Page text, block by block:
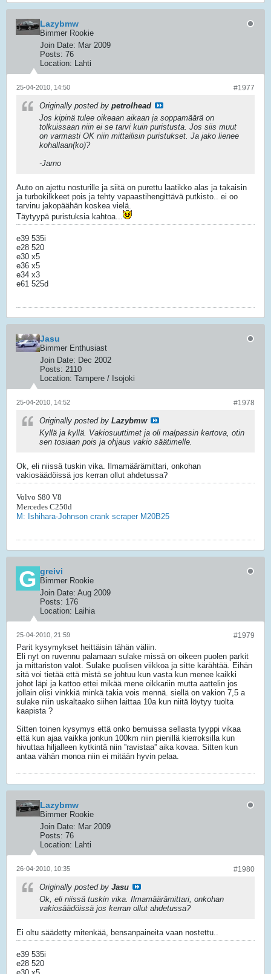
Lazybmw
Bimmer Rookie
Join Date: Mar 2009
Posts: 76
Location: Lahti
#1977
25-04-2010, 14:50
Originally posted by petrolhead
Jos kipinä tulee oikeaan aikaan ja soppamäärä on
tolkuissaan niin ei se tarvi kuin puristusta. Jos siis muut
on varmasti OK niin mittailisin puristukset. Ja jako lienee
kohallaan(ko)?
-Jarno
Auto on ajettu nosturille ja siitä on purettu laatikko alas ja takaisin
ja turbokilkkeet pois ja tehty vapaastihengittävä putkisto.. ei oo
tarvinu jakopäähän koskea vielä.
Täytyypä puristuksia kahtoa...
e39 535i
e28 520
e30 x5
e36 x5
e34 x3
e61 525d
Jasu
Bimmer Enthusiast
Join Date: Dec 2002
Posts: 2110
Location: Tampere / Isojoki
#1978
25-04-2010, 14:52
Originally posted by Lazybmw
Kyllä ja kyllä. Vakiosuuttimet ja oli malpassin kertova, otin
sen tosiaan pois ja ohjaus vakio säätimelle.
Ok, eli niissä tuskin vika. Ilmamäärämittari, onkohan
vakiosäädöissä jos kerran ollut ahdetussa?
Volvo S80 V8
Mercedes C250d
M: Ishihara-Johnson crank scraper M20B25
greivi
Bimmer Rookie
Join Date: Aug 2009
Posts: 176
Location: Laihia
#1979
25-04-2010, 21:59
Parit kysymykset heittäisin tähän väliin.
Eli nyt on ruvennu palamaan sulake missä on oikeen puolen parkit
ja mittariston valot. Sulake puolisen viikkoa ja sitte kärähtää. Eihän
sitä voi tietää että mistä se johtuu kun vasta kun menee kaikki
johot läpi ja kattoo ettei mikää mene oikkariin mutta aattelin jos
jollain olisi vinkkiä minkä takia vois mennä. siellä on vakion 7,5 a
sulake niin uskaltaako siihen laittaa 10a kun niitä löytyy tuolta
kaapista ?
Sitten toinen kysymys että onko bemuissa sellasta tyyppi vikaa
että kun ajaa vaikka jonkun 100km niin pienillä kierroksilla kun
hivuttaa hiljalleen kytkintä niin ''ravistaa'' aika kovaa. Sitten kun
antaa vähän monoa niin ei mitään hyvin pelaa.
Lazybmw
Bimmer Rookie
Join Date: Mar 2009
Posts: 76
Location: Lahti
#1980
26-04-2010, 10:35
Originally posted by Jasu
Ok, eli niissä tuskin vika. Ilmamäärämittari, onkohan
vakiosäädöissä jos kerran ollut ahdetussa?
Ei oltu säädetty mitenkää, bensanpaineita vaan nostettu..
e39 535i
e28 520